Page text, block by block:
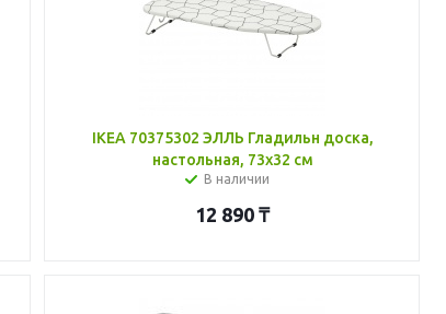
IKEA 70375302 ЭЛЛЬ Гладильн доска,
настольная, 73x32 см
В наличии
12 890 ₸